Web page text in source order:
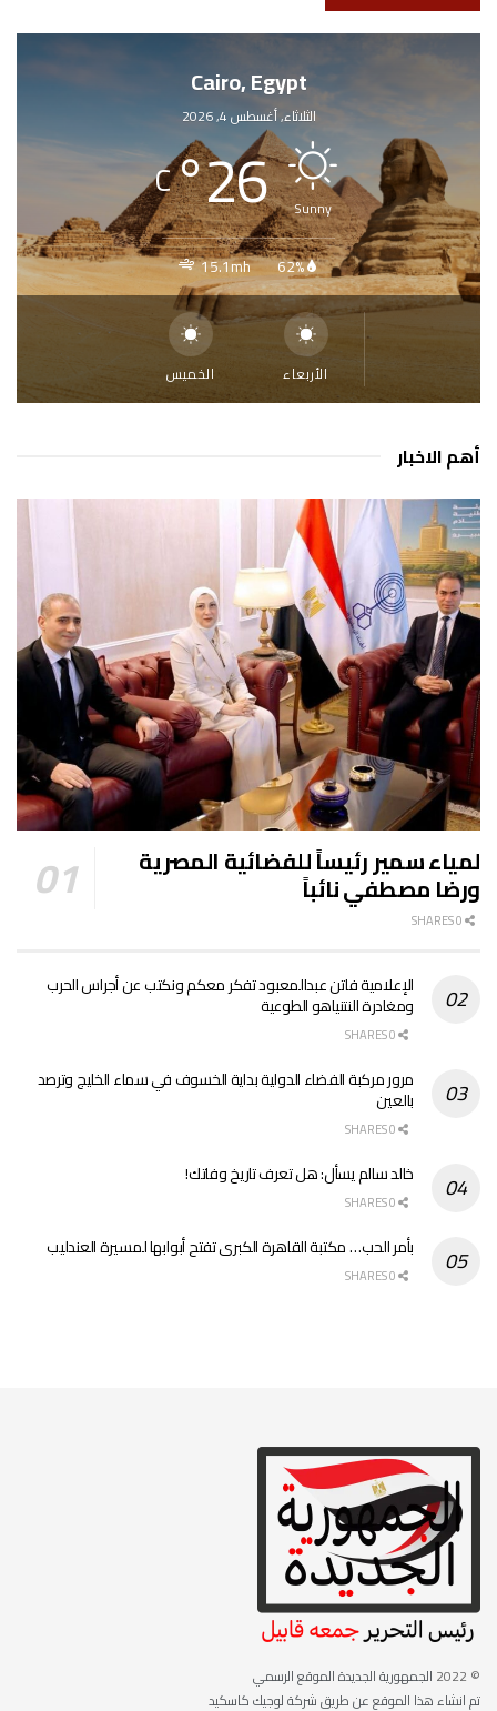
Cairo, Egypt
الثلاثاء, أغسطس 4, 2026
Sunny
26
°
C
62%
15.1mh
الأربعاء الخميس
أهم الاخبار
لمياء سمير رئيساً للفضائية المصرية
ورضا مصطفي نائباً
الإعلامية فاتن عبدالمعبود تفكر معكم ونكتب عن أجراس الحرب
ومغادرة النتنياهو الطوعية
مرور مركبة الفضاء الدولية بداية الخسوف في سماء الخليج وترصد
بالعين
خالد سالم يسأل: هل تعرف تاريخ وفاتك!
بأمر الحب… مكتبة القاهرة الكبرى تفتح أبوابها لمسيرة العندليب
© 2022
الجمهورية الجديدة الموقع الرسمي
تم انشاء هذا الموقع عن طريق شركة لوجيك كاسكيد